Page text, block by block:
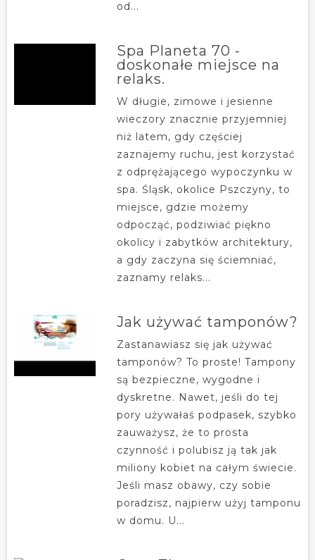
od...
Spa Planeta 70 -
doskonałe miejsce na
relaks.
W długie, zimowe i jesienne
wieczory znacznie przyjemniej
niż latem, gdy częściej
zaznajemy ruchu, jest korzystać
z odprężającego wypoczynku w
spa. Śląsk, okolice Pszczyny, to
miejsce, gdzie możemy
odpocząć, podziwiać piękno
okolicy i zabytków architektury,
a gdy zaczyna się ściemniać,
zaznamy relaks...
Jak używać tamponów?
Zastanawiasz się jak używać
tamponów? To proste! Tampony
są bezpieczne, wygodne i
dyskretne. Nawet, jeśli do tej
pory używałaś podpasek, szybko
zauważysz, że to prosta
czynność i polubisz ją tak jak
miliony kobiet na całym świecie.
Jeśli masz obawy, czy sobie
poradzisz, najpierw użyj tamponu
w domu. U...